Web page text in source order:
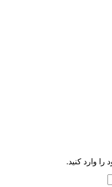
وارد کنید.